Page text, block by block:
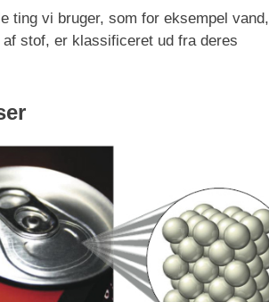
ting vi bruger, som for eksempel vand,
stof, er klassificeret ud fra deres